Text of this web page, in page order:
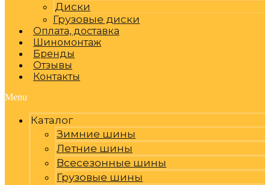
Диски
Грузовые диски
Оплата, доставка
Шиномонтаж
Бренды
Отзывы
Контакты
Menu
Каталог
Зимние шины
Летние шины
Всесезонные шины
Грузовые шины